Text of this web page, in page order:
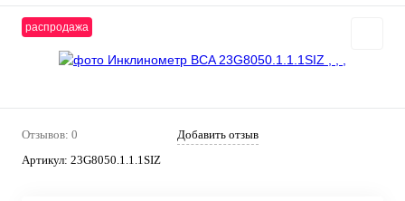
распродажа
Отзывов: 0
Добавить отзыв
Артикул: 23G8050.1.1.1SIZ